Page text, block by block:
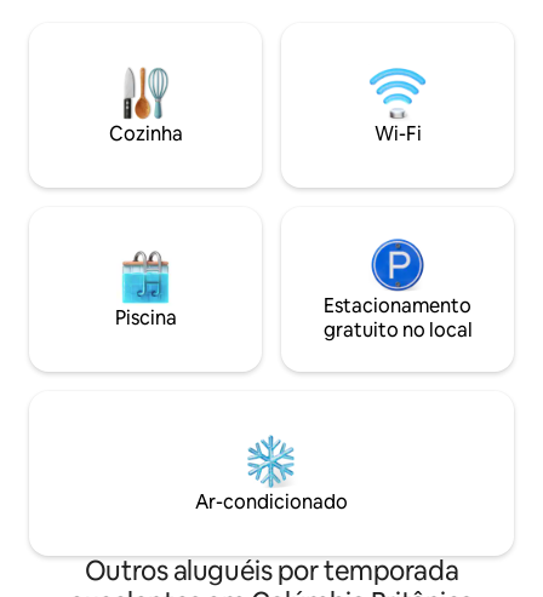
e xarope incl + quarto no loft +pet
friendly + gazebo com tela e
churrasqueira +porta de entrada para o
pé ➔ Joffre Creek
distância,
mundinho. Ou férias com amigos,
hospede um
família! Se alugar ambas as cabanas,
grupo por uma
Cozinha Wi-Fi
Piscina
Estacionamento
gratuito no local
Ar-condicionado
Outros aluguéis por temporada